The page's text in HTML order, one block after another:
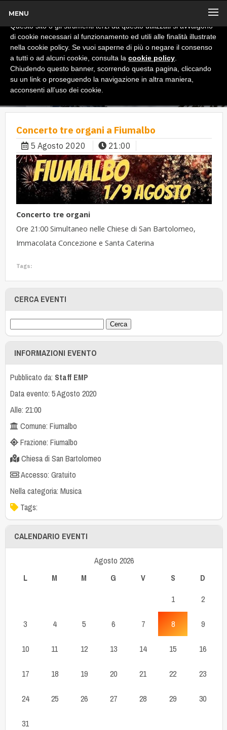
MENU
Concerto tre organi a Fiumalbo
5 Agosto 2020 21:00
Concerto tre organi
Ore 21:00 Simultaneo nelle Chiese di San Bartolomeo,
Immacolata Concezione e Santa Caterina
Tags:
CERCA EVENTI
INFORMAZIONI EVENTO
Pubblicato da: Staff EMP
Data evento: 5 Agosto 2020
Alle: 21:00
Comune: Fiumalbo
Frazione: Fiumalbo
Chiesa di San Bartolomeo
Accesso: Gratuito
Nella categoria: Musica
Tags:
CALENDARIO EVENTI
Agosto 2026
L
M M G V S D
1 2
3 4 5 6 7 8 9
10 11 12 13 14 15 16
17 18 19 20 21 22 23
24 25 26 27 28 29 30
31
x
Informativa
Questo sito o gli strumenti terzi da questo utilizzati si avvalgono
di cookie necessari al funzionamento ed utili alle finalità illustrate
nella cookie policy. Se vuoi saperne di più o negare il consenso
a tutti o ad alcuni cookie, consulta la cookie policy
Chiudendo questo banner, scorrendo questa pagina, cliccando
su un link o proseguendo la navigazione in altra maniera,
acconsenti all’uso dei cookie.